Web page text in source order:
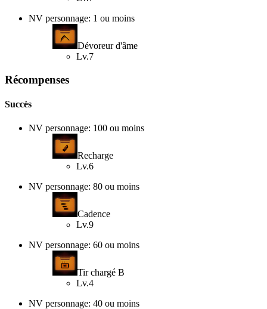
NV personnage: 1 ou moins
Dévoreur d'âme
Lv.7
Récompenses
Succès
NV personnage: 100 ou moins
Recharge
Lv.6
NV personnage: 80 ou moins
Cadence
Lv.9
NV personnage: 60 ou moins
Tir chargé B
Lv.4
NV personnage: 40 ou moins